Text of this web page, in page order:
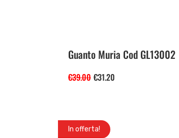
Guanto Muria Cod GL13002
€39.00 €31.20
In offerta!